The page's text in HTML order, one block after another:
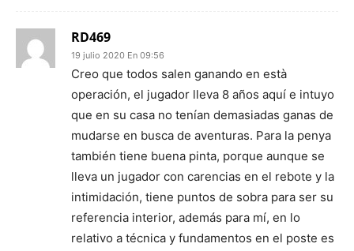
RD469
19 julio 2020 En 09:56
Creo que todos salen ganando en està
operación, el jugador lleva 8 años aquí e intuyo
que en su casa no tenían demasiadas ganas de
mudarse en busca de aventuras. Para la penya
también tiene buena pinta, porque aunque se
lleva un jugador con carencias en el rebote y la
intimidación, tiene puntos de sobra para ser su
referencia interior, además para mí, en lo
relativo a técnica y fundamentos en el poste es